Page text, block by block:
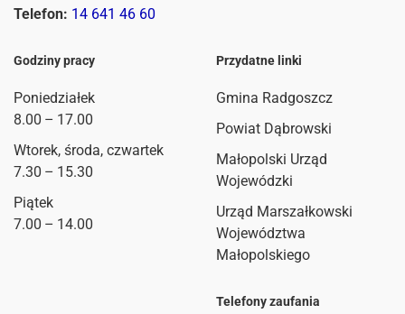
Telefon: 14 641 46 60
Godziny pracy
Poniedziałek
8.00 – 17.00
Wtorek, środa, czwartek
7.30 – 15.30
Piątek
7.00 – 14.00
Przydatne linki
Gmina Radgoszcz
Powiat Dąbrowski
Małopolski Urząd
Wojewódzki
Urząd Marszałkowski
Województwa
Małopolskiego
Telefony zaufania